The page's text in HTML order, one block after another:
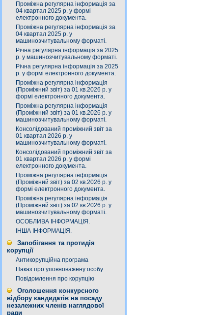
Проміжна регулярна інформація за
04 квартал 2025 р. у формі
електронного документа.
Проміжна регулярна інформація за
04 квартал 2025 р. у
машинозчитувальному форматі.
Річна регулярна інформація за 2025
р. у машинозчитувальному форматі.
Річна регулярна інформація за 2025
р. у формі електронного документа.
Проміжна регулярна інформація
(Проміжний звіт) за 01 кв.2026 р. у
формі електронного документа.
Проміжна регулярна інформація
(Проміжний звіт) за 01 кв.2026 р. у
машинозчитувальному форматі.
Консолідований проміжний звіт за
01 квартал 2026 р. у
машинозчитувальному форматі.
Консолідований проміжний звіт за
01 квартал 2026 р. у формі
електронного документа.
Проміжна регулярна інформація
(Проміжний звіт) за 02 кв.2026 р. у
формі електронного документа.
Проміжна регулярна інформація
(Проміжний звіт) за 02 кв.2026 р. у
машинозчитувальному форматі.
ОСОБЛИВА ІНФОРМАЦІЯ.
ІНША ІНФОРМАЦІЯ.
Запобігання та протидія
корупції
Антикорупційна програма
Наказ про уповноважену особу
Повідомлення про корупцію
Оголошення конкурсного
відбору кандидатів на посаду
незалежних членів наглядової
ради